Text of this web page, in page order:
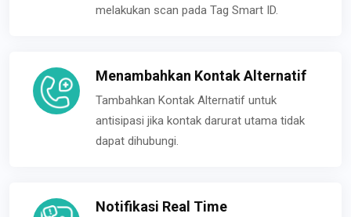
melakukan scan pada Tag Smart ID.
Menambahkan Kontak Alternatif
Tambahkan Kontak Alternatif untuk
antisipasi jika kontak darurat utama tidak
dapat dihubungi.
Notifikasi Real Time